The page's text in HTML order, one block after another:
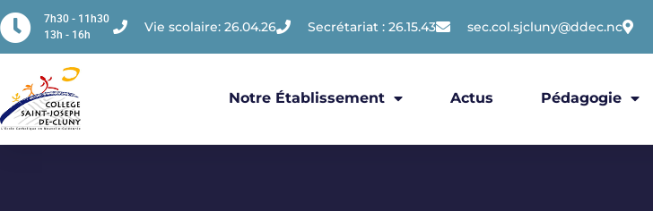
7h30 - 11h30
13h - 16h
Vie scolaire: 26.04.26 Secrétariat : 26.15.43 sec.col.sjcluny@ddec.nc
Notre Établissement Actus Pédagogie